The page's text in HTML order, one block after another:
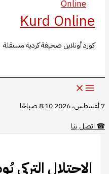
المحتوى
Kurd Online
كورد أونلاين صحيفة كردية مستقلة
7 أغسطس، 2026 8:10 صباحًا
☎اتصل بنا